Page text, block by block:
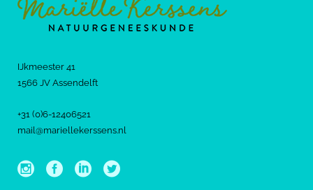
IJkmeester 41
1566 JV Assendelft
+31 (0)6-12406521
mail@mariellekerssens.nl